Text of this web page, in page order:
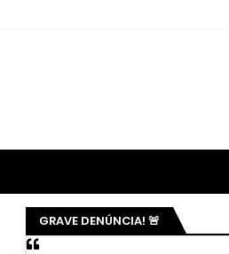
GRAVE DENÚNCIA! 🚨